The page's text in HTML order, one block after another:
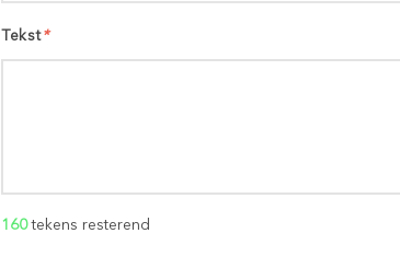
*
Tekst
160tekens resterend